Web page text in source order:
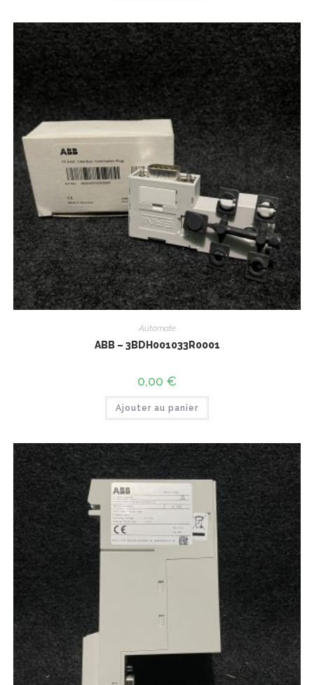
Automate
ABB – 3BDH001033R0001
0,00 €
Ajouter au panier